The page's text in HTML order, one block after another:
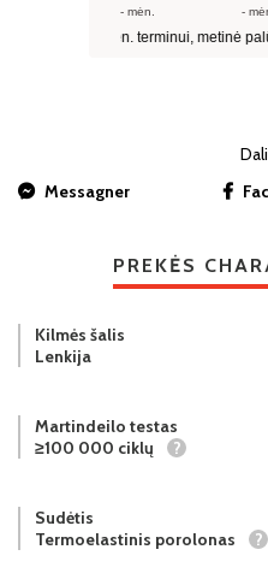
Messagner
PREKĖS
Kilmės šalis
Lenkija
Martindeilo testas
≥100 000 ciklų
?
Sudėtis
Termoelastinis porolonas
?